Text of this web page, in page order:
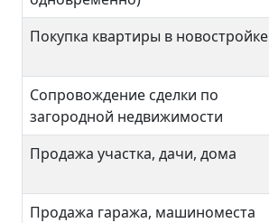
Покупка квартиры в новостройке
Сопровождение сделки по
загородной недвижимости
Продажа участка, дачи, дома
Продажа гаража, машиноместа